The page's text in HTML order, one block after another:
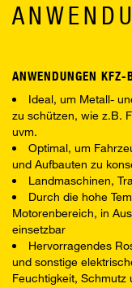
ANWENDUNGEN KFZ-
Ideal, um Metall-
zu schützen, wie z.B.
uvm.
Optimal, um
und Aufbauten zu
Landmaschinen,
Durch die hohe
Motorenbereich, in
einsetzbar
Hervorragendes
und sonstige
Feuchtigkeit, Schmutz